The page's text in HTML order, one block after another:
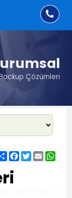
Çözümleri
ShareFacebook
Twitter
Email